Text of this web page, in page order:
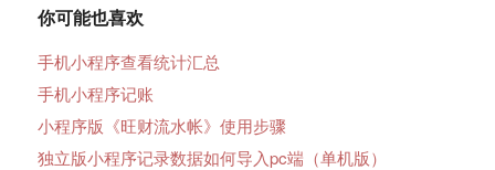
你可能也喜欢
手机小程序查看统计汇总
手机小程序记账
小程序版《旺财流水帐》使用步骤
独立版小程序记录数据如何导入pc端（单机版）